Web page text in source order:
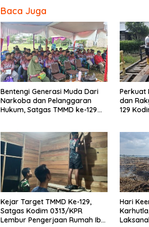
Baca Juga
Bentengi Generasi Muda Dari
Narkoba dan Pelanggaran
Hukum, Satgas TMMD ke-129
Perkuat
dan
129
Kejar Target TMMD Ke-129,
Satgas Kodim 0313/KPR
Lembur Pengerjaan Rumah Ibu
Hari